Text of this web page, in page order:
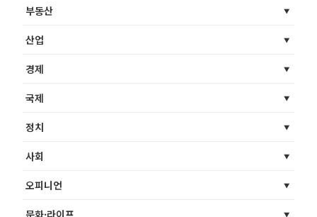
부동산
산업
경제
국제
정치
사회
오피니언
문화·라이프